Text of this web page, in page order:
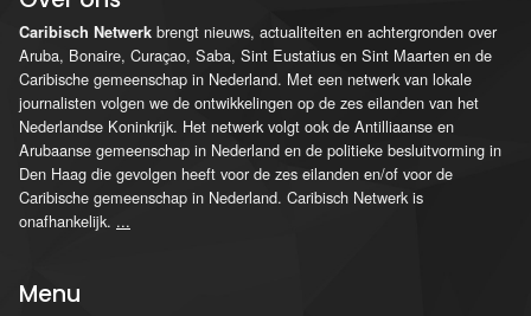
Caribisch Netwerk brengt nieuws, actualiteiten en achtergronden over
Aruba, Bonaire, Curaçao, Saba, Sint Eustatius en Sint Maarten en de
Caribische gemeenschap in Nederland. Met een netwerk van lokale
journalisten volgen we de ontwikkelingen op de zes eilanden van het
Nederlandse Koninkrijk. Het netwerk volgt ook de Antilliaanse en
Arubaanse gemeenschap in Nederland en de politieke besluitvorming in
Den Haag die gevolgen heeft voor de zes eilanden en/of voor de
Caribische gemeenschap in Nederland. Caribisch Netwerk is
onafhankelijk. ...
Menu